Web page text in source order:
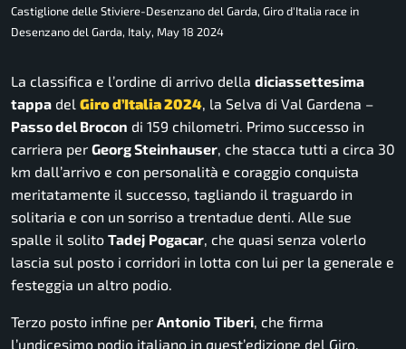
Castiglione delle Stiviere-Desenzano del Garda, Giro d'Italia race in
Desenzano del Garda, Italy, May 18 2024
La classifica e l’ordine di arrivo della diciassettesima
tappa del Giro d’Italia 2024, la Selva di Val Gardena –
Passo del Brocon di 159 chilometri. Primo successo in
carriera per Georg Steinhauser, che stacca tutti a circa 30
km dall’arrivo e con personalità e coraggio conquista
meritatamente il successo, tagliando il traguardo in
solitaria e con un sorriso a trentadue denti. Alle sue
spalle il solito Tadej Pogacar, che quasi senza volerlo
lascia sul posto i corridori in lotta con lui per la generale e
festeggia un altro podio.
Terzo posto infine per Antonio Tiberi, che firma
l’undicesimo podio italiano in quest’edizione del Giro,